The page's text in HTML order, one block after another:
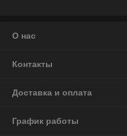
О нас
Контакты
Доставка и оплата
График работы